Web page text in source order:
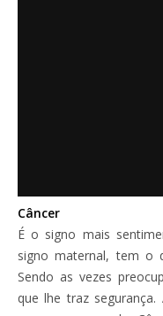
Câncer
É o signo mais
signo maternal, tem o
Sendo as vezes
que lhe traz